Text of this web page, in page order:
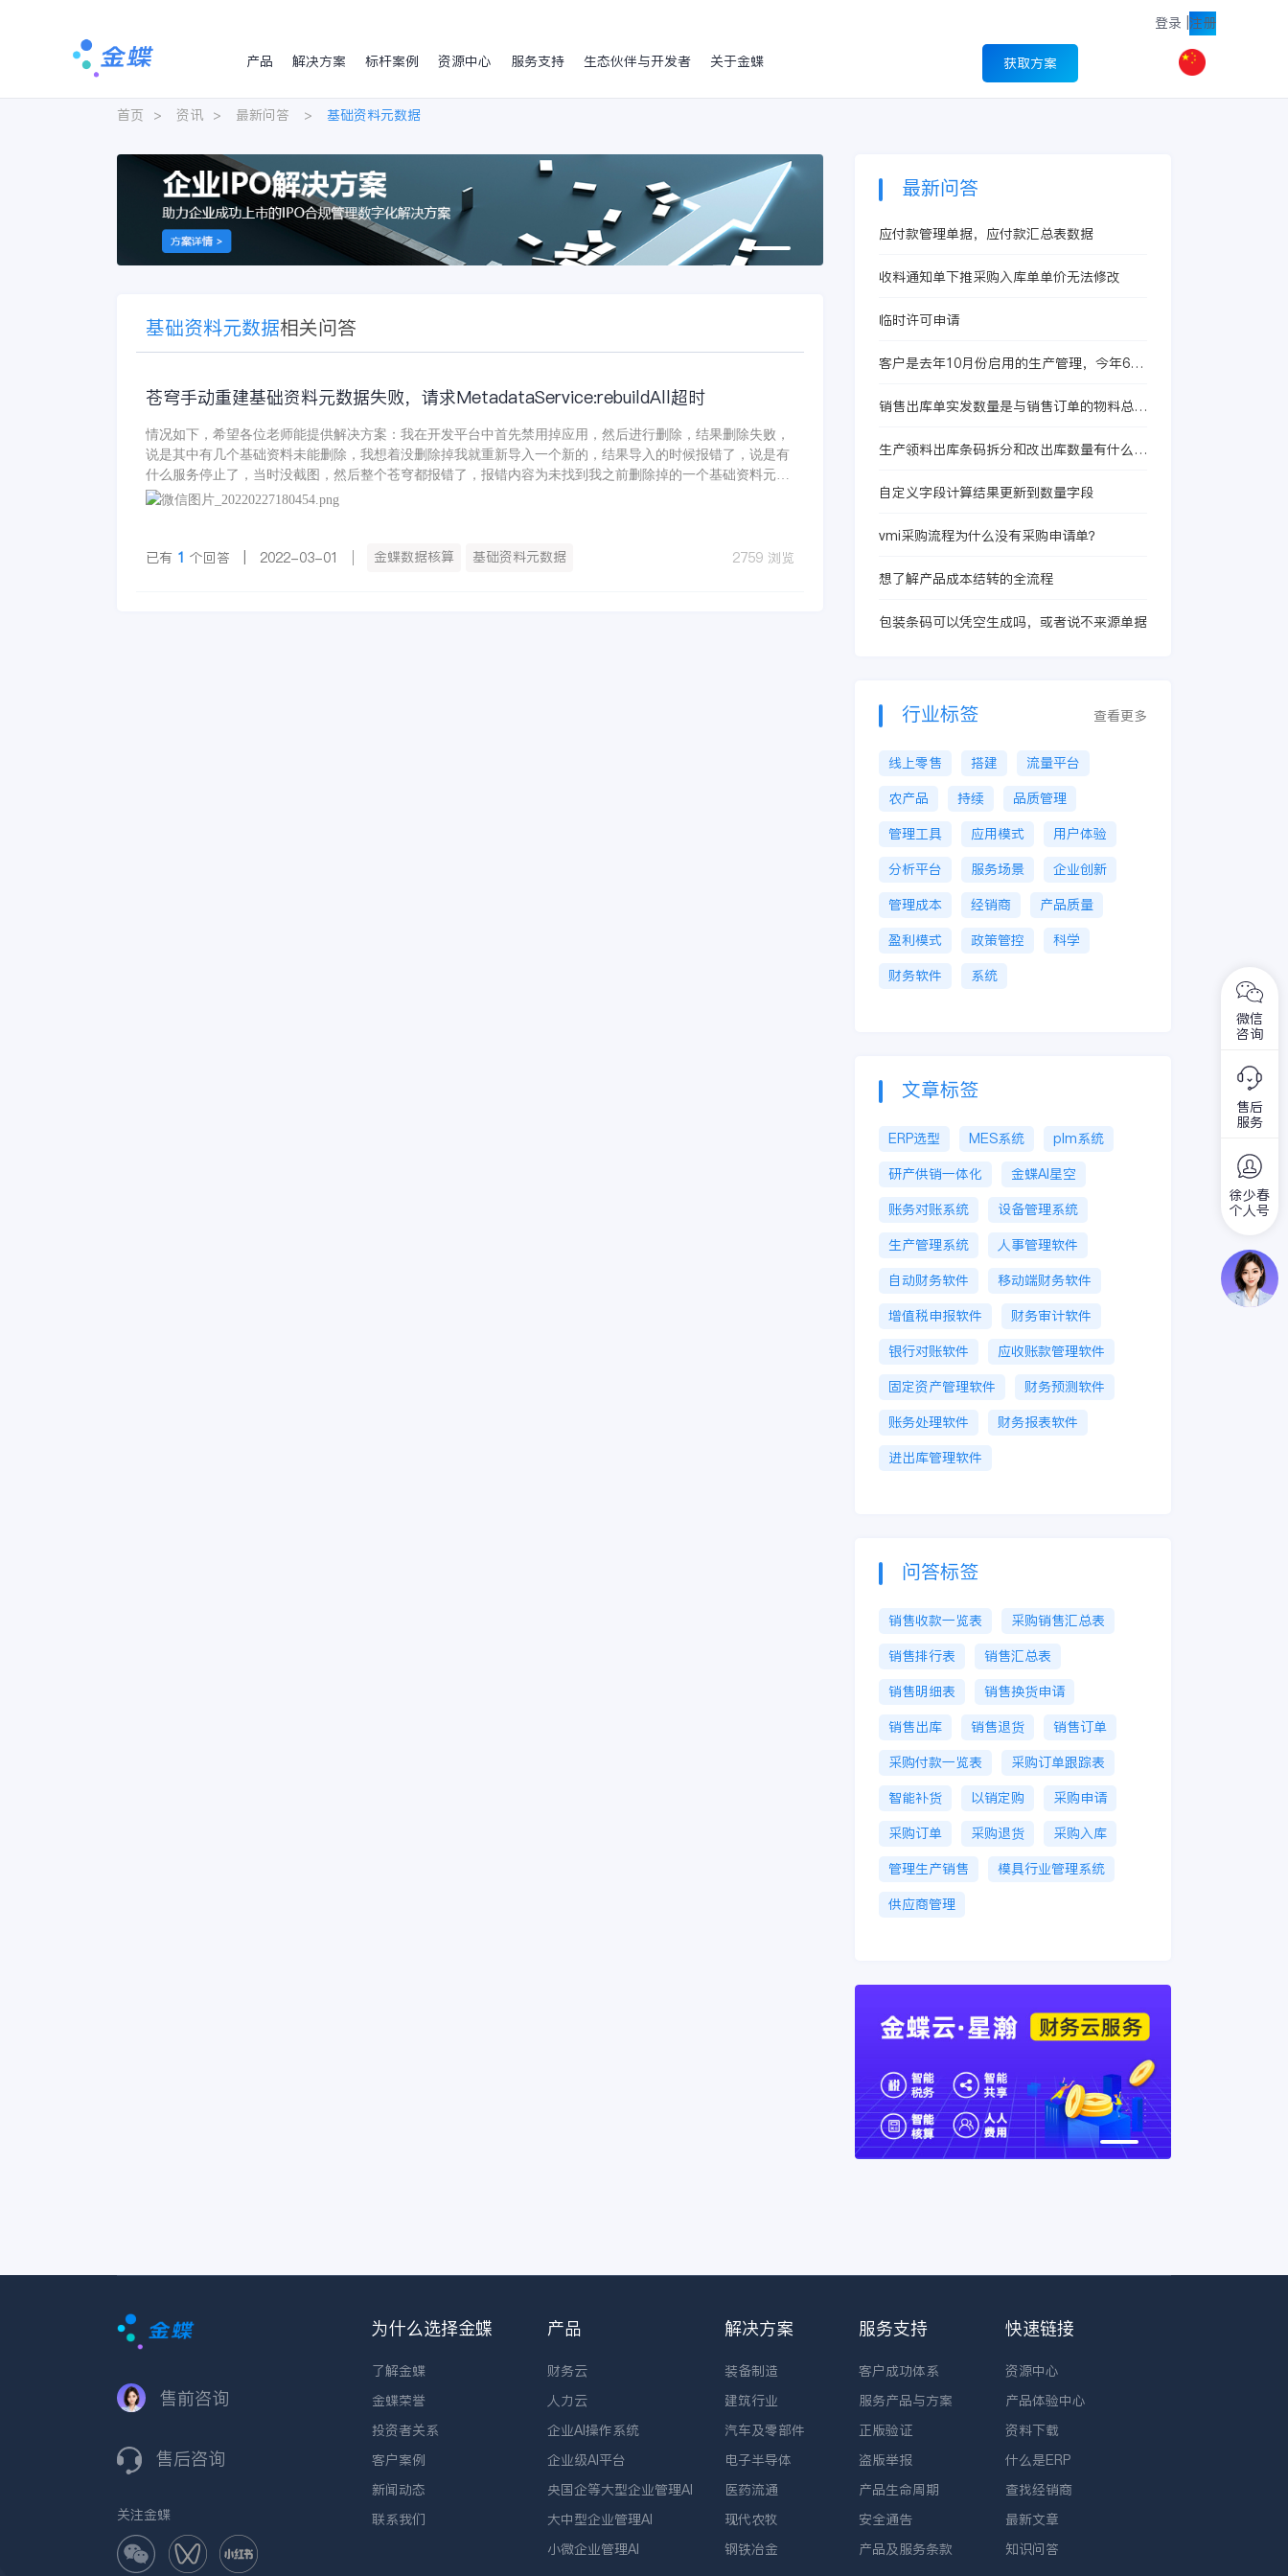
登录 注册
产品
解决方案 标杆案例 资源中心 服务支持 生态伙伴与开发者 关于金蝶 获取方案
首页 > 资讯 > 最新问答 > 基础资料元数据
基础资料元数据相关问答
苍穹手动重建基础资料元数据失败，请求MetadataService:rebuildAll超时
情况如下，希望各位老师能提供解决方案：我在开发平台中首先禁用掉应用，然后进行删除，结果删除失败，
说是其中有几个基础资料未能删除，我想着没删除掉我就重新导入一个新的，结果导入的时候报错了，说是有
什么服务停止了，当时没截图，然后整个苍穹都报错了，报错内容为未找到我之前删除掉的一个基础资料元数
据，我按照社区老师提供的手动重建元数据的方法，在苍穹地址后添加/metadata/rebuildAll.do?force=true，然后
已有 1 个回答 | 2022-03-01 金蝶数据核算 基础资料元数据 2759 浏览
最新问答
应付款管理单据，应付款汇总表数据
收料通知单下推采购入库单单价无法修改
临时许可申请
客户是去年10月份启用的生产管理，今年6月
销售出库单实发数量是与销售订单的物料总数
生产领料出库条码拆分和改出库数量有什么本
自定义字段计算结果更新到数量字段
vmi采购流程为什么没有采购申请单？
想了解产品成本结转的全流程
包装条码可以凭空生成吗，或者说不来源单据
行业标签 查看更多
线上零售 搭建
流量平台
农产品
持续
品质管理
管理工具
应用模式
用户体验
分析平台
服务场景
企业创新
管理成本
经销商
产品质量
盈利模式
政策管控
科学
财务软件
系统
文章标签
ERP选型 MES系统
plm系统
研产供销一体化
金蝶AI星空
账务对账系统
设备管理系统
生产管理系统
人事管理软件
自动财务软件
移动端财务软件
增值税申报软件
财务审计软件
银行对账软件
应收账款管理软件
固定资产管理软件
财务预测软件
账务处理软件
财务报表软件
进出库管理软件
问答标签
销售收款一览表
采购销售汇总表
销售排行表
销售汇总表
销售明细表
销售换货申请
销售出库
销售退货
销售订单
采购付款一览表
采购订单跟踪表
智能补货
以销定购
采购申请
采购订单
采购退货
采购入库
管理生产销售
模具行业管理系统
供应商管理
售前咨询
售后咨询
关注金蝶
为什么选择金蝶
了解金蝶
金蝶荣誉
投资者关系
客户案例
新闻动态
联系我们
产品
财务云
人力云
企业AI操作系统
企业级AI平台
央国企等大型企业管理AI
大中型企业管理AI
小微企业管理AI
解决方案
装备制造
建筑行业
汽车及零部件
电子半导体
医药流通
现代农牧
钢铁冶金
服务支持
客户成功体系
服务产品与方案
正版验证
盗版举报
产品生命周期
安全通告
产品及服务条款
快速链接
资源中心
产品体验中心
资料下载
什么是ERP
查找经销商
最新文章
知识问答
微信
咨询
售后
服务
徐少春
个人号